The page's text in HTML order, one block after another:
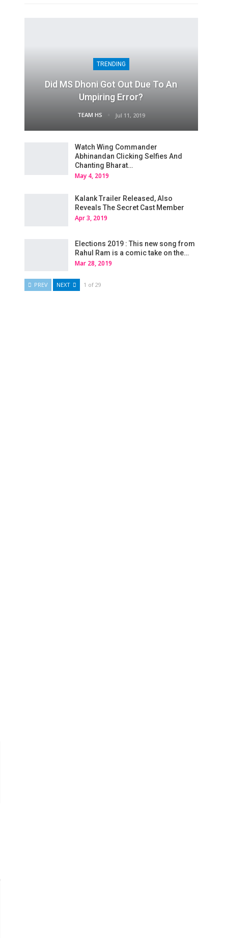
TRENDING
Did MS Dhoni Got Out Due To An
Umpiring Error?
TEAM HS Jul 11, 2019
Watch Wing Commander
Abhinandan Clicking Selfies And
Chanting Bharat…
May 4, 2019
Kalank Trailer Released, Also
Reveals The Secret Cast Member
Apr 3, 2019
Elections 2019 : This new song from
Rahul Ram is a comic take on the…
Mar 28, 2019
PREV NEXT 1 of 29